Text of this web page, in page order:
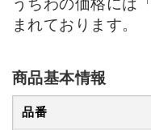
うちわの価格には
まれております。
商品基本情報
品番